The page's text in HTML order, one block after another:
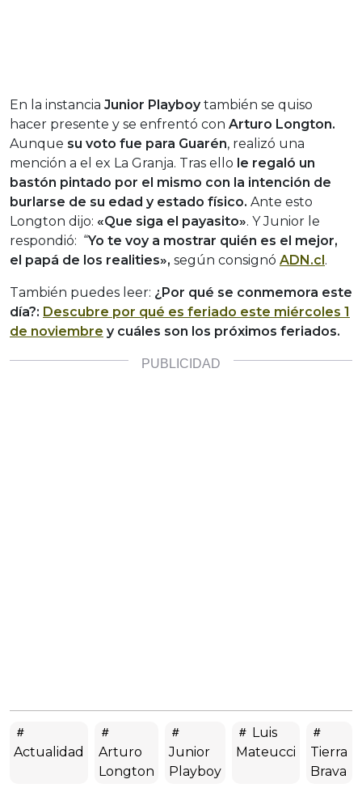
En la instancia Junior Playboytambién se quiso
hacer presente y se enfrentó con Arturo Longton.
Aunque su voto fue para Guarén, realizó una
mención a el ex La Granja. Tras ello le regaló un
bastón pintado por el mismo con la intención de
burlarse de su edad y estado físico. Ante esto
Longton dijo: «Que siga el payasito». Y Junior le
respondió: “Yo te voy a mostrar quién es el mejor,
el papá de los realities», según consignó ADN.cl .
También puedes leer: ¿Por qué se conmemora este
día?: Descubre por qué es feriado este miércoles 1
de noviembre y cuáles son los próximos feriados.
Actualidad
Arturo
Longton
Junior
Playboy
Luis
Mateucci
Tierra
Brava